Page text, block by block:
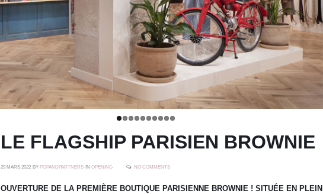
LE FLAGSHIP PARISIEN BROWNIE
29 MARS 2022 BY POPANDPARTNERS INOPENING NO COMMENTS
OUVERTURE DE LA PREMIÈRE BOUTIQUE PARISIENNE BROWNIE ! SITUÉE EN PLEIN